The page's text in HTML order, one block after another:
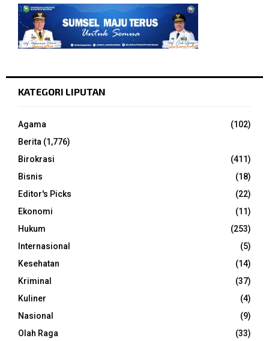
KATEGORI LIPUTAN
Agama
(102)
Berita (1,776)
Birokrasi
(411)
Bisnis
(18)
Editor's Picks
(22)
Ekonomi
(11)
Hukum
(253)
Internasional
(5)
Kesehatan
(14)
Kriminal
(37)
Kuliner
(4)
Nasional
(9)
Olah Raga
(33)